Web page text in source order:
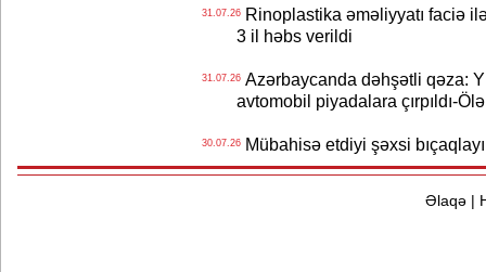
31.07.26Rinoplastika əməliyyatı faciə
3 il həbs verildi
31.07.26Azərbaycanda dəhşətli qəza:
avtomobil piyadalara çırpıldı-
30.07.26Mübahisə etdiyi şəxsi
Əlaqə|